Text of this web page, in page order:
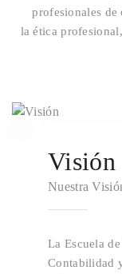
profesionales
la ética
Visión
Nuestra
La Escuela
Contabilidad